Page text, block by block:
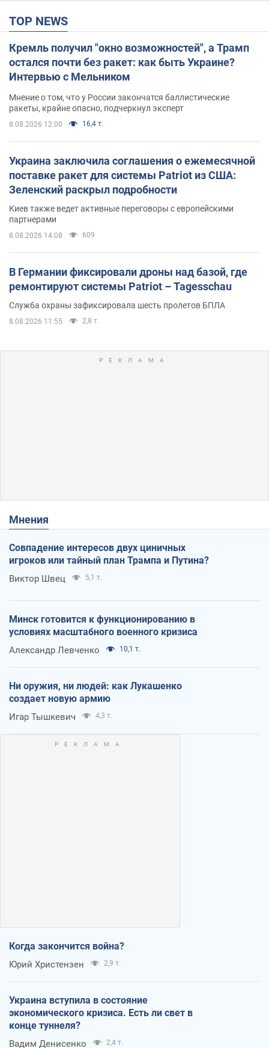
TOP NEWS
Кремль получил "окно возможностей", а Трамп
остался почти без ракет: как быть Украине?
Интервью с Мельником
Мнение о том, что у России закончатся баллистические
ракеты, крайне опасно, подчеркнул эксперт
8.08.2026 12:00 16,4 т.
Украина заключила соглашения о ежемесячной
поставке ракет для системы Patriot из США:
Зеленский раскрыл подробности
Киев также ведет активные переговоры с европейскими
партнерами
8.08.2026 14:08 609
В Германии фиксировали дроны над базой, где
ремонтируют системы Patriot – Tagesschau
Служба охраны зафиксировала шесть пролетов БПЛА
8.08.2026 11:55 2,8 т.
Мнения
Совпадение интересов двух циничных
игроков или тайный план Трампа и Путина?
Виктор Швец 5,1 т.
Минск готовится к функционированию в
условиях масштабного военного кризиса
Александр Левченко 10,1 т.
Ни оружия, ни людей: как Лукашенко
создает новую армию
Игар Тышкевич 4,3 т.
Когда закончится война?
Юрий Христензен 2,9 т.
Украина вступила в состояние
экономического кризиса. Есть ли свет в
конце туннеля?
Вадим Денисенко 2,4 т.